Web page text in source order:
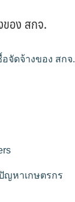
อง สกจ.
จัดจ้างของ สกจ.
ญหาเกษตรกร